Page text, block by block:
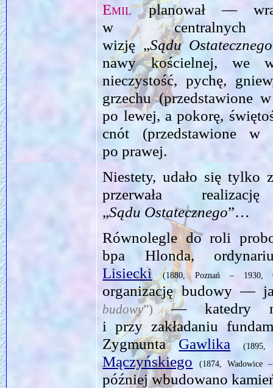
Emilplanował —
w centralnych
wizję „Sądu Ostatecznego
nawy kościelnej, we
nieczystość, pychę,
grzechu (przedstawione
po lewej, a pokorę,
cnót (przedstawione
po prawej.
Niestety, udało się tylko
przerwała
„Sądu Ostatecznego”…
Równolegle do roli
bpa Hlonda,
Lisiecki
(1880, Poznań – 1930,
organizację budowy —
budowy”)— katedry
i przy zakładaniu
ZygmuntaGawlika
Mączyńskiego (1874, Wadowice
później wbudowano